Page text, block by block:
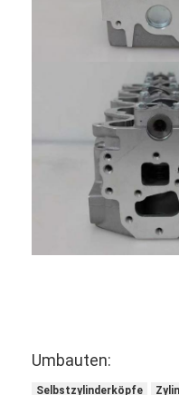
Werksbesichtigung
Qualitätskontrolle
Kontakt mit uns
Jetzt Chatten
SCHLIESSEN SIE
Umbauten:
Selbstzylinderköpfe